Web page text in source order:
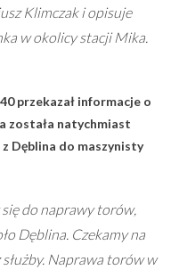
Klimczak i opisuje
w okolicy stacji Mika.
przekazał informacje o
została natychmiast
Dęblina do maszynisty
do naprawy torów,
Dęblina. Czekamy na
Naprawa torów w